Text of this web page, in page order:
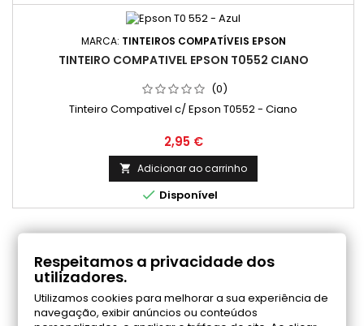
MARCA: TINTEIROS COMPATÍVEIS EPSON
TINTEIRO COMPATIVEL EPSON T0552 CIANO
(0)
Tinteiro Compativel c/ Epson T0552 - Ciano
Preço
2,95 €
 Adicionar ao carrinho
 Disponível
COMENTÁRIOS (0)
Seja o primeiro a fazer uma avaliação
Respeitamos a privacidade dos
utilizadores.
Utilizamos cookies para melhorar a sua experiência de
navegação, exibir anúncios ou conteúdos